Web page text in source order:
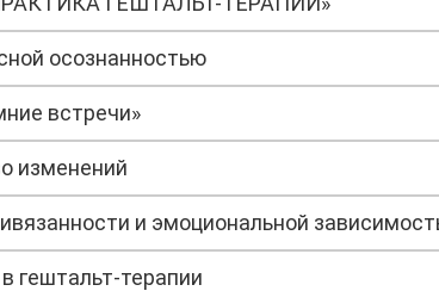
осознанностью
встречи»
изменений
и эмоциональной
гештальт-терапии